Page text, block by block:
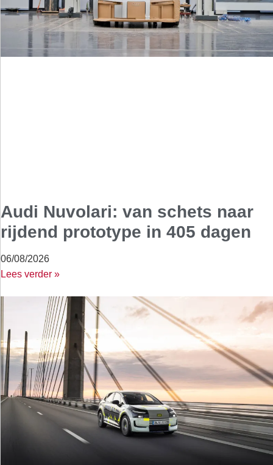
Audi Nuvolari: van schets naar
rijdend prototype in 405 dagen
06/08/2026
Lees verder »